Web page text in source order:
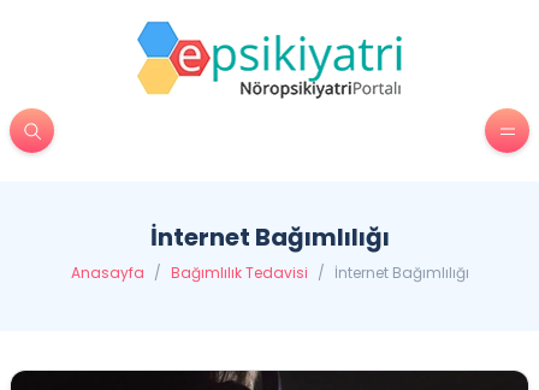
İnternet Bağımlılığı
Anasayfa / Bağımlılık Tedavisi / İnternet Bağımlılığı